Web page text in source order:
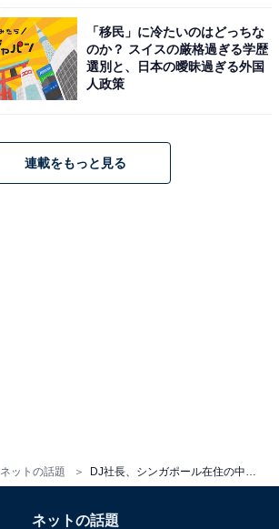
ネットの話題
「移民」に冷たいのはどっちな
のか？ スイスの厳格過ぎる学歴
選別と、日本の曖昧過ぎる外国
人政策
連載をもっと見る
ネットの話題